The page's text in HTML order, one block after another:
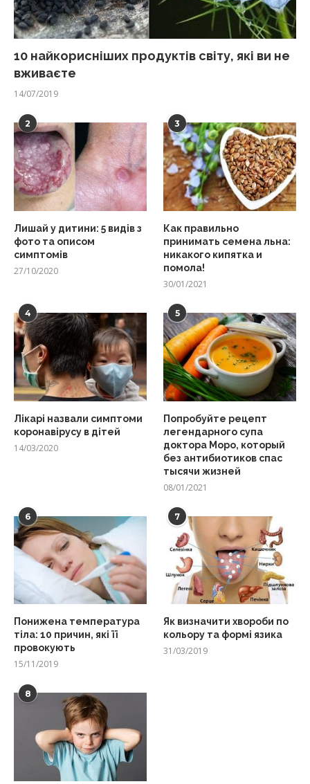
10 найкорисніших продуктів світу, які ви не
вживаєте
14/07/2019
2
Лишай у дитини: 5 видів з
фото та описом
симптомів
27/10/2020
3
Как правильно
принимать семена льна:
никакого кипятка и
помола!
30/01/2021
4
Лікарі назвали симптоми
коронавірусу в дітей
14/03/2020
5
Попробуйте рецепт
легендарного супа
доктора Моро, который
без антибиотиков спас
тысячи жизней
08/01/2021
6
Понижена температура
тіла: 10 причин, які її
провокують
15/11/2019
7
Як визначити хвороби по
кольору та формі язика
31/03/2019
8